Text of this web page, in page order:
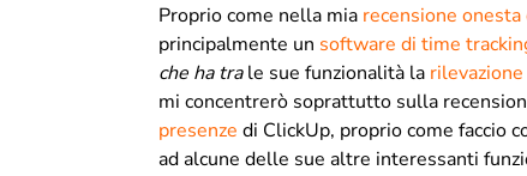
Proprio come nella mia recensione
principalmente un software di time
che ha trale sue funzionalità la
mi concentrerò soprattutto sulla
presenze di ClickUp, proprio come faccio
ad alcune delle sue altre interessanti